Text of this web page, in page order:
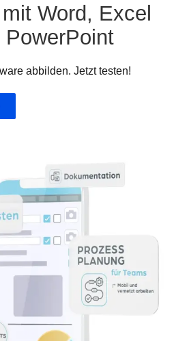
Word, Excel
PowerPoint
abbilden. Jetzt testen!